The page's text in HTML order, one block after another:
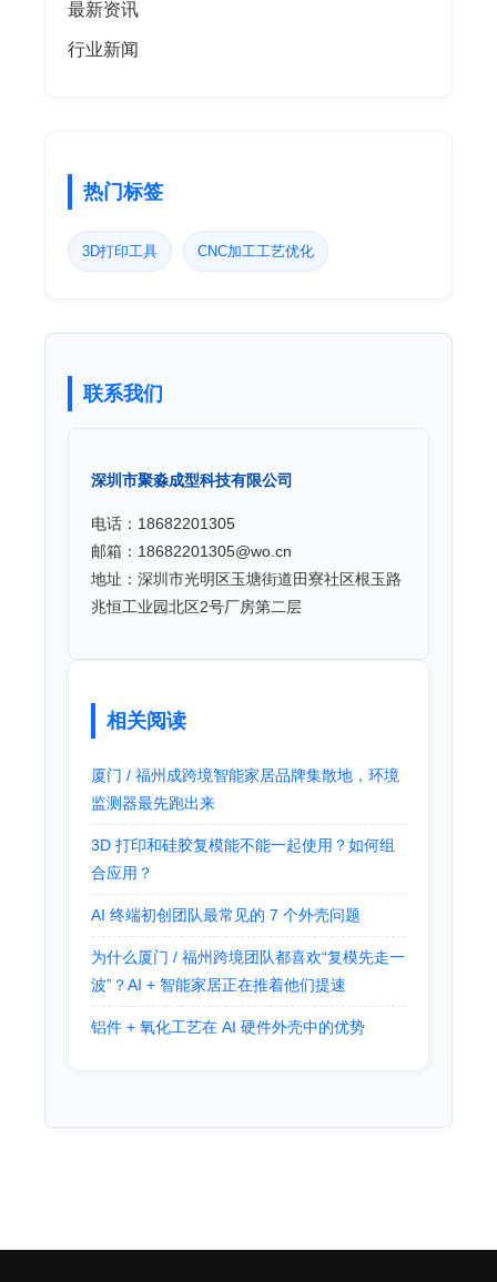
最新资讯
行业新闻
热门标签
3D打印工具 CNC加工工艺优化
联系我们
深圳市聚淼成型科技有限公司
电话：18682201305
邮箱：18682201305@wo.cn
地址：深圳市光明区玉塘街道田寮社区根玉路
兆恒工业园北区2号厂房第二层
相关阅读
厦门 / 福州成跨境智能家居品牌集散地，环境
监测器最先跑出来
3D 打印和硅胶复模能不能一起使用？如何组
合应用？
AI 终端初创团队最常见的 7 个外壳问题
为什么厦门 / 福州跨境团队都喜欢“复模先走一
波”？AI + 智能家居正在推着他们提速
铝件 + 氧化工艺在 AI 硬件外壳中的优势